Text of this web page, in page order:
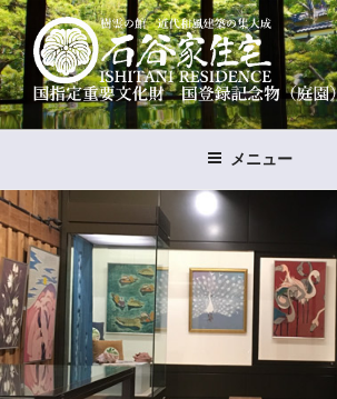
コ
ン
テ
ン
ツ
キ
ッ
樹霊の館 石谷家住宅
国指定重要文化財 国登録名勝（石谷氏庭園）
メニュー